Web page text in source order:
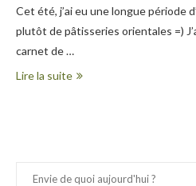
Cet été, j’ai eu une longue période
plutôt de pâtisseries orientales =)
carnet de …
Lire la suite